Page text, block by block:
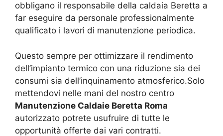
obbligano il responsabile della caldaia Beretta a
far eseguire da personale professionalmente
qualificato i lavori di manutenzione periodica.
Questo sempre per ottimizzare il rendimento
dell’impianto termico con una riduzione sia dei
consumi sia dell’inquinamento atmosferico.Solo
mettendovi nelle mani del nostro centro
Manutenzione Caldaie Beretta Roma
autorizzato potrete usufruire di tutte le
opportunità offerte dai vari contratti.